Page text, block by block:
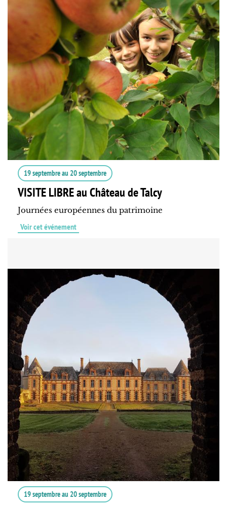
19 septembreau 20 septembre
VISITE LIBRE au Château de Talcy
Journées européennes du patrimoine
Voir cet événement
19 septembreau 20 septembre